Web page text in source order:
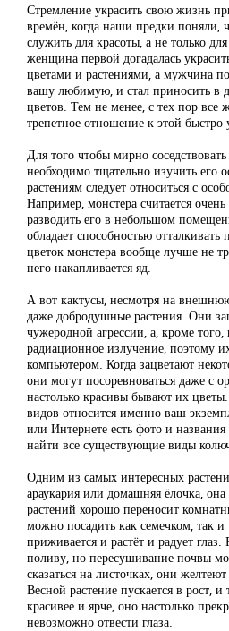
Стремление украсить свою жизнь
времён, когда наши предки поняли,
служить для красоты, а не только
женщина первой догадалась
цветами и растениями, а мужчина
вашу любимую, и стал приносить в
цветов. Тем не менее, с тех пор
трепетное отношение к этой быстро
Для того чтобы мирно
необходимо тщательно изучить его
растениям следует относиться с
Например, монстера считается
разводить его в небольшом
обладает способностью
цветок монстера вообще лучше не
него накапливается яд.
А вот кактусы, несмотря на
даже добродушные растения. Они
чужеродной агрессии, а, кроме
радиационное излучение, поэтому
компьютером. Когда зацветают
они могут посоревноваться даже с
настолько красивы бывают их
видов относится именно ваш
или Интернете есть фото и
найти все существующие виды
Одним из самых интересных
араукария или домашняя ёлочка,
растений хорошо переносит
можно посадить как семечком, так
приживается и растёт и радует
поливу, но пересушивание почвы
сказаться на листочках, они
Весной растение пускается в рост, и
красивее и ярче, оно настолько
невозможно отвести глаза.